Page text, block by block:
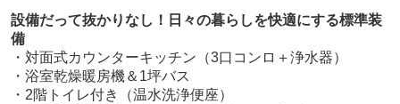
設備だって抜かりなし！日々の暮らしを快適にする標準装
備
・対面式カウンターキッチン（3口コンロ＋浄水器）
・浴室乾燥暖房機＆1坪バス
・2階トイレ付き（温水洗浄便座）